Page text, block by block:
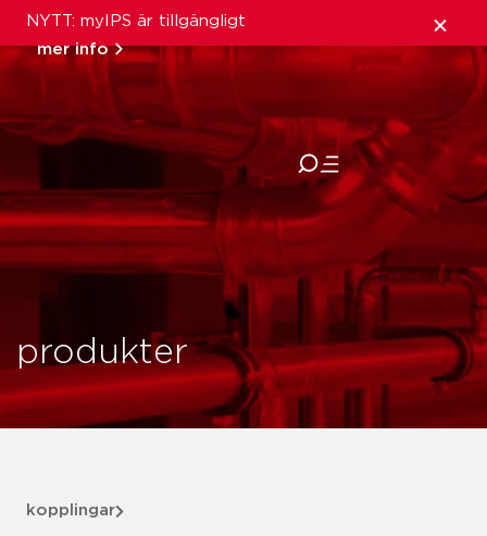
NYTT: myIPS är tillgängligt
mer info
stäng
produkter
kopplingar